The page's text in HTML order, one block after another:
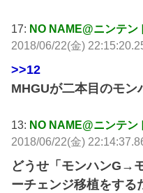
17: NO NAME@ニンテン
2018/06/22(金)
>>12
MHGUが二本目のモン
13: NO NAME@ニンテン
2018/06/22(金)
どうせ「モンハンG→
ーチェンジ移植をする